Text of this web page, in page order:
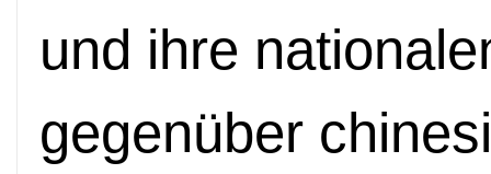
und ihre
gegenüber